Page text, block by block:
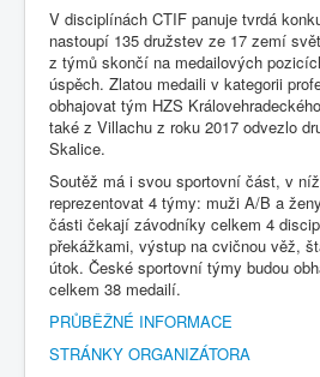
V disciplínách CTIF panuje tvrdá
nastoupí 135 družstev ze 17 zemí
z týmů skončí na medailových
úspěch. Zlatou medaili v kategorii
obhajovat tým HZS
také z Villachu z roku 2017 odvezlo
Skalice.
Soutěž má i svou sportovní část, v
reprezentovat 4 týmy: muži A/B a
části čekají závodníky celkem 4
překážkami, výstup na cvičnou věž,
útok. České sportovní týmy budou
celkem 38 medailí.
PRŮBĚŽNÉ INFORMACE
STRÁNKY ORGANIZÁTORA